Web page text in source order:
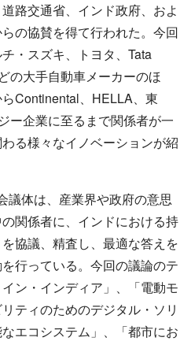
路交通省、インド政府、およ
の協賛を得て行われた。今回
・スズキ、トヨタ、Tata
の大手自動車メーカーのほ
Continental、HELLA、東
ー企業に至るまで関係者が一
る様々なイノベーションが紹
議体は、産業界や政府の意思
関係者に、インドにおける持
協議、精査し、最適な答えを
行っている。今回の議論のテ
ン・インディア」、「電動モ
ティのためのデジタル・ソリ
エコシステム」、「都市にお